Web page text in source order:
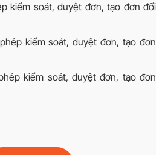
kiểm soát, duyệt đơn, tạo đơn đổi
kiểm soát, duyệt đơn, tạo đơn
kiểm soát, duyệt đơn, tạo đơn